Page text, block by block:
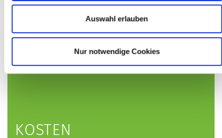
Auswahl erlauben
Nur notwendige Cookies
erleben können.
WORKSHOP
18 Uhr bis 21:30 Uhr
KOSTEN